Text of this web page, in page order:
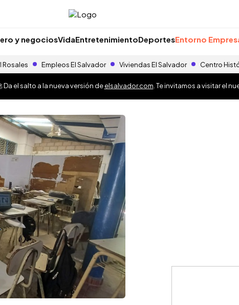
y negociosVidaEntretenimientoDeportesEntorno
Rosales Empleos El Salvador Viviendas El Salvador Centro
el salto a la nueva versión deelsalvador.com . Te invitamos a visitar el